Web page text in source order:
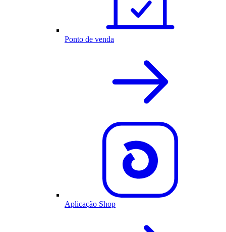
Ponto de venda
Aplicação Shop